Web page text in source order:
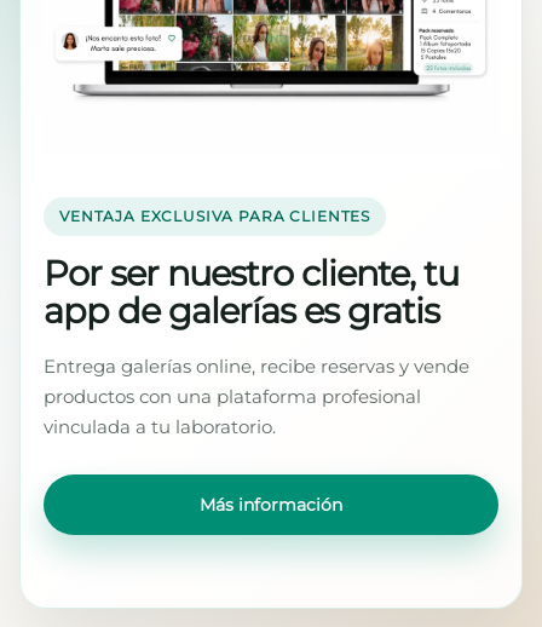
VENTAJA EXCLUSIVA PARA CLIENTES
Por ser nuestro cliente, tu
app de galerías es gratis
Entrega galerías online, recibe reservas y vende
productos con una plataforma profesional
vinculada a tu laboratorio.
Más información